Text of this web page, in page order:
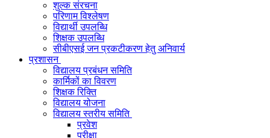
शुल्क संरचना
परिणाम विश्लेषण
विद्यार्थी उपलब्धि
शिक्षक उपलब्धि
सीबीएसई जन प्रकटीकरण हेतु अनिवार्य
प्रशासन
विद्यालय प्रबंधन समिति
कार्मिकों का विवरण
शिक्षक रिक्ति
विद्यालय योजना
विद्यालय स्तरीय समिति
प्रवेश
परीक्षा